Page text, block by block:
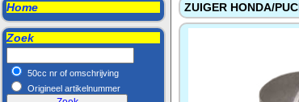
Home
Zoek
50cc nr of omschrijving
Origineel artikelnummer
ZUIGER HONDA/